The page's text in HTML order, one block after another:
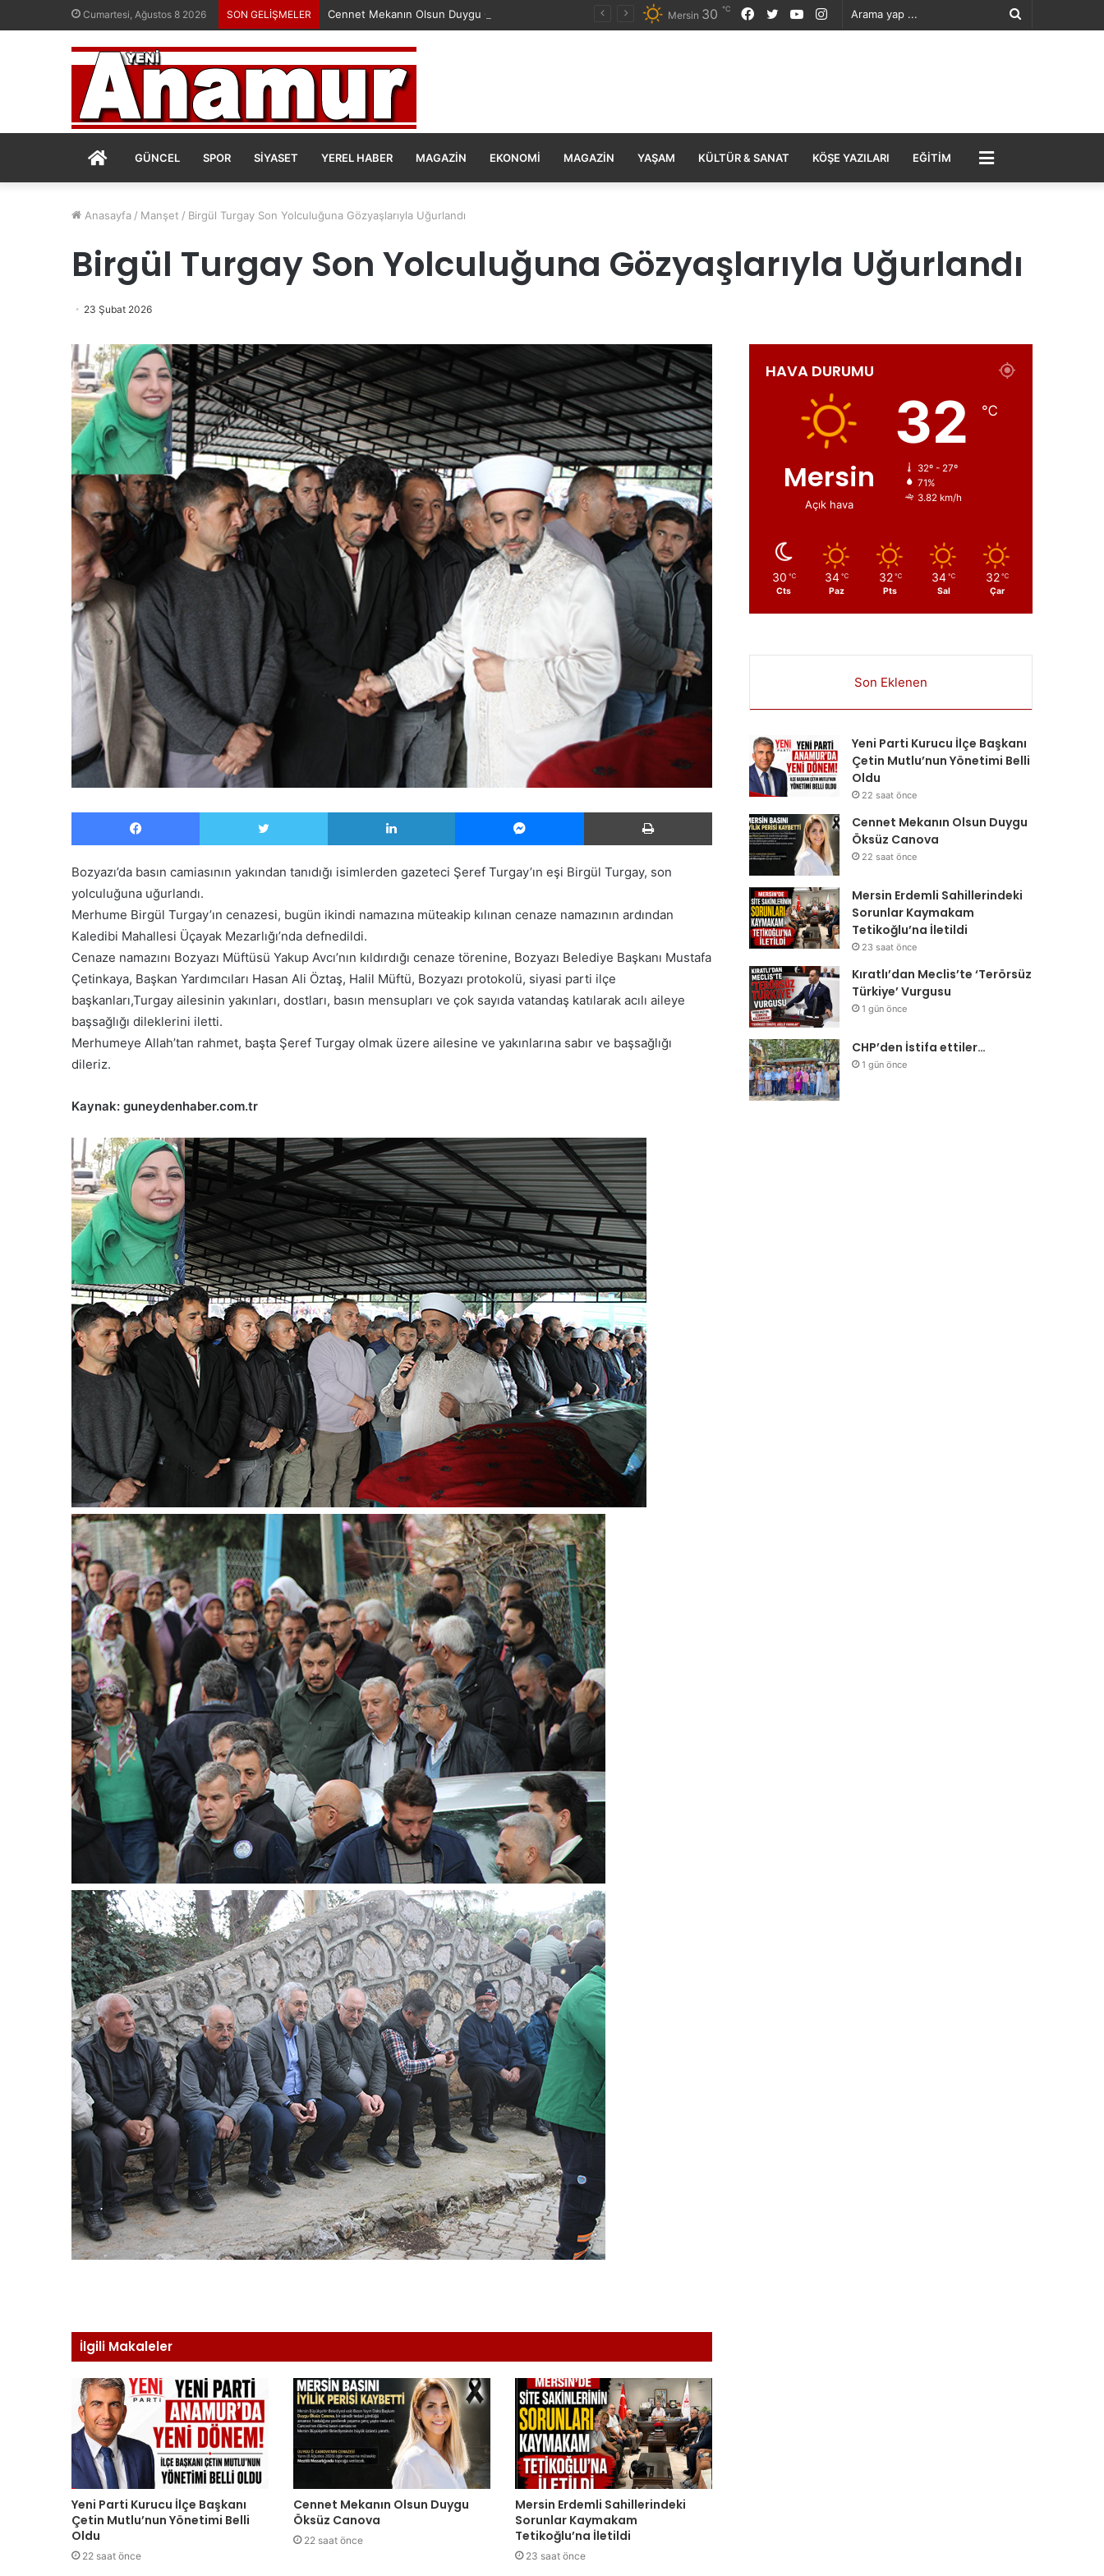
Cumartesi, Ağustos 8 2026 SON GELİŞMELER Cennet Mekanın Olsun Duygu Öksüz Canova
Arama
Instagram
YouTube
Twitter
Facebook
Mersin 30 ℃
ANASAYFA
GÜNCEL SPOR SIYASET YEREL HABER MAGAZIN EKONOMI MAGAZIN YAŞAM KÜLTÜR & SANAT KÖŞE YAZILARI EĞITIM MENÜ
Anasayfa / Manşet / Birgül Turgay Son Yolculuğuna Gözyaşlarıyla Uğurlandı
Birgül Turgay Son Yolculuğuna Gözyaşlarıyla Uğurlandı
23 Şubat 2026
Facebook Twitter LinkedIn Messenger Yazdır
Bozyazı’da basın camiasının yakından tanıdığı isimlerden gazeteci Şeref Turgay’ın eşi Birgül Turgay, son
yolculuğuna uğurlandı.
Merhume Birgül Turgay’ın cenazesi, bugün ikindi namazına müteakip kılınan cenaze namazının ardından
Kaledibi Mahallesi Üçayak Mezarlığı’nda defnedildi.
Cenaze namazını Bozyazı Müftüsü Yakup Avcı’nın kıldırdığı cenaze törenine, Bozyazı Belediye Başkanı Mustafa
Çetinkaya, Başkan Yardımcıları Hasan Ali Öztaş, Halil Müftü, Bozyazı protokolü, siyasi parti ilçe
başkanları,Turgay ailesinin yakınları, dostları, basın mensupları ve çok sayıda vatandaş katılarak acılı aileye
başsağlığı dileklerini iletti.
Merhumeye Allah’tan rahmet, başta Şeref Turgay olmak üzere ailesine ve yakınlarına sabır ve başsağlığı
dileriz.
Kaynak: guneydenhaber.com.tr
İlgili Makaleler
Yeni Parti Kurucu İlçe Başkanı
Çetin Mutlu’nun Yönetimi Belli
Oldu
22 saat önce
Cennet Mekanın Olsun Duygu
Öksüz Canova
22 saat önce
Mersin Erdemli Sahillerindeki
Sorunlar Kaymakam
Tetikoğlu’na İletildi
23 saat önce
HAVA DURUMU
Mersin
Açık hava
32 ℃
32º - 27º
71%
3.82 km/h
30 ℃
Cts
34 ℃
Paz
32 ℃
Pts
34 ℃
Sal
32 ℃
Çar
Son Eklenen
Yeni Parti Kurucu İlçe Başkanı
Çetin Mutlu’nun Yönetimi Belli
Oldu
22 saat önce
Cennet Mekanın Olsun Duygu
Öksüz Canova
22 saat önce
Mersin Erdemli Sahillerindeki
Sorunlar Kaymakam
Tetikoğlu’na İletildi
23 saat önce
Kıratlı’dan Meclis’te ‘Terörsüz
Türkiye’ Vurgusu
1 gün önce
CHP’den İstifa ettiler…
1 gün önce